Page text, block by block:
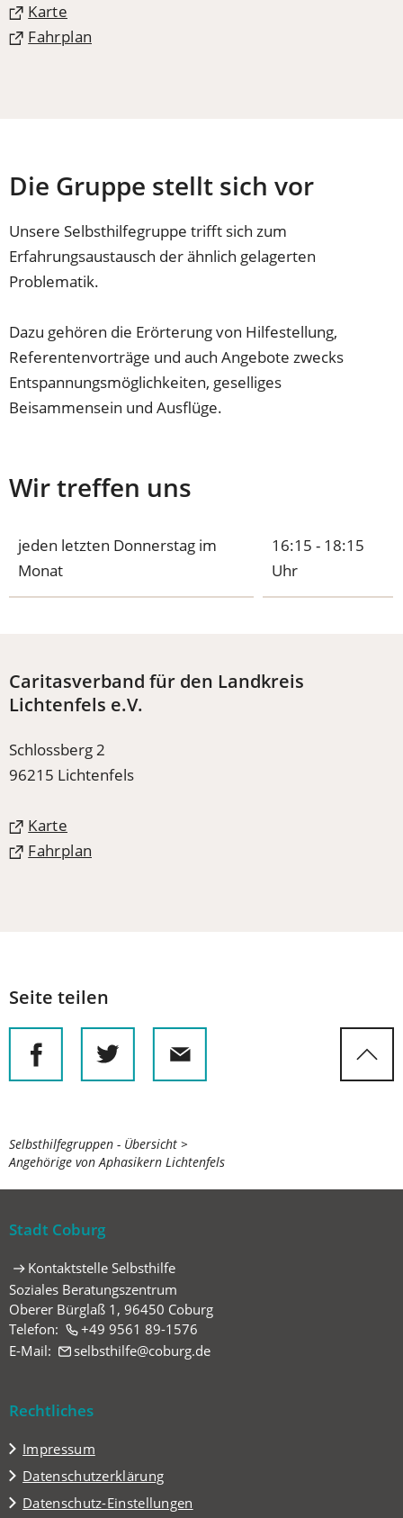
Karte
(Öffnet
in Fahrplan
(Öffnet
Die Gruppe stellt sich vor
Unsere Selbsthilfegruppe trifft sich zum
Erfahrungsaustausch der ähnlich gelagerten
Problematik.
Dazu gehören die Erörterung von Hilfestellung,
Referentenvorträge und auch Angebote zwecks
Entspannungsmöglichkeiten, geselliges
Beisammensein und Ausflüge.
Wir treffen uns
jeden letzten Donnerstag im
Monat
16:15 - 18:15
Uhr
Caritasverband für den Landkreis
Lichtenfels e.V.
Schlossberg 2
96215 Lichtenfels
Karte
(Öffnet
in Fahrplan
(Öffnet
Seite teilen
Sie
befinden
hier:
Selbsthilfegruppen - Übersicht
Angehörige von Aphasikern Lichtenfels
Stadt Coburg
Kontaktstelle Selbsthilfe
Soziales Beratungszentrum
Oberer Bürglaß 1, 96450 Coburg
Telefon:
+49 9561 89-1576
E-Mail:
selbsthilfe coburg de
Rechtliches
Impressum
Datenschutzerklärung
Datenschutz-Einstellungen